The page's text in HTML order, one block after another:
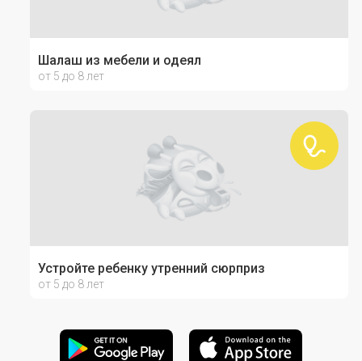
Шалаш из мебели и одеял
от 5 до 8 лет
Устройте ребенку утренний сюрприз
от 5 до 8 лет